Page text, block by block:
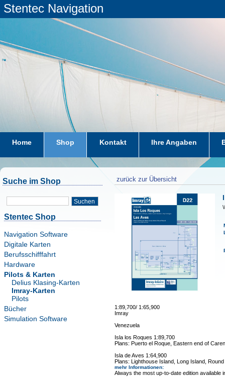
Stentec Navigation
Home Shop Kontakt Ihre Angaben
Suche im Shop
Suchen
Stentec Shop
Navigation Software
Digitale Karten
Berufsschifffahrt
Hardware
Pilots & Karten
Delius Klasing-Karten
Imray-Karten
Pilots
Bücher
Simulation Software
zurück zur Übersicht
1:89,700/ 1:65,900
Imray
Venezuela
Isla los Roques 1:89,700
Plans: Puerto el Roque, Eastern end of
Isla de Aves 1:64,900
Plans: Lighthouse Island, Long Island,
mehr Informationen:
Always the most up-to-date edition